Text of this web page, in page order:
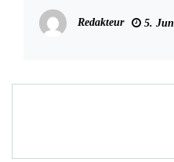
Luebeck eröffnet
Redakteur 5.